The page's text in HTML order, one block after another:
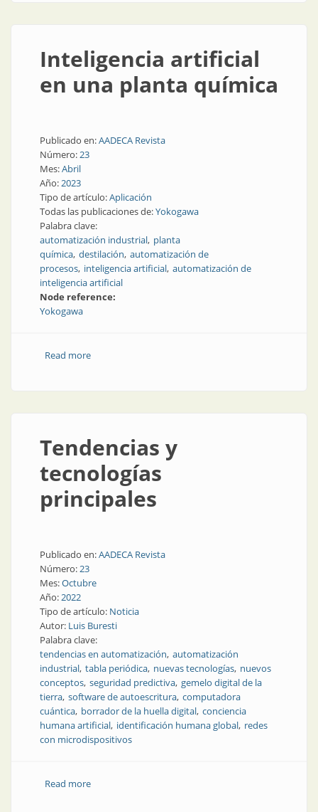
Inteligencia artificial
en una planta química
Publicado en:AADECA Revista
Número:23
Mes:Abril
Año:2023
Tipo de artículo:Aplicación
Todas las publicaciones de:Yokogawa
Palabra clave:
automatización industrial planta
química destilación automatización de
procesos inteligencia artificial automatización de
inteligencia artificial
Node reference:
Yokogawa
Read moreabout Inteligencia artificial en una planta química
Tendencias y
tecnologías
principales
Publicado en:AADECA Revista
Número:23
Mes:Octubre
Año:2022
Tipo de artículo: Noticia
Autor: Luis Buresti
Palabra clave:
tendencias en automatización automatización
industrial tabla periódica nuevas tecnologías nuevos
conceptos seguridad predictiva gemelo digital de la
tierra software de autoescritura computadora
cuántica borrador de la huella digital conciencia
humana artificial identificación humana global redes
con microdispositivos
Read moreabout Tendencias y tecnologías principales